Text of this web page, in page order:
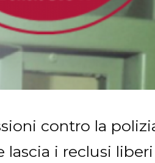
contro la
lascia i reclusi